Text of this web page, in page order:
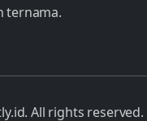
ternama.
All rights reserved.